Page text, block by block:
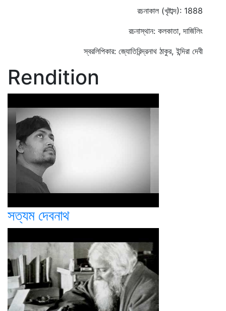
রচনাকাল (খৃষ্টাব্দ): 1888
রচনাস্থান: কলকাতা, দার্জিলিং
স্বরলিপিকার: জ্যোতিরিন্দ্রনাথ ঠাকুর, ইন্দিরা দেবী
Rendition
সত্যম দেবনাথ